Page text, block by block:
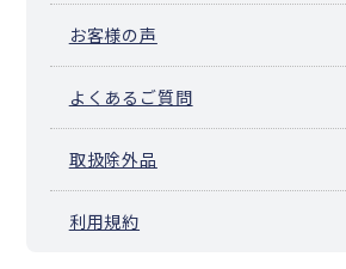
お客様の声
よくあるご質問
取扱除外品
利用規約